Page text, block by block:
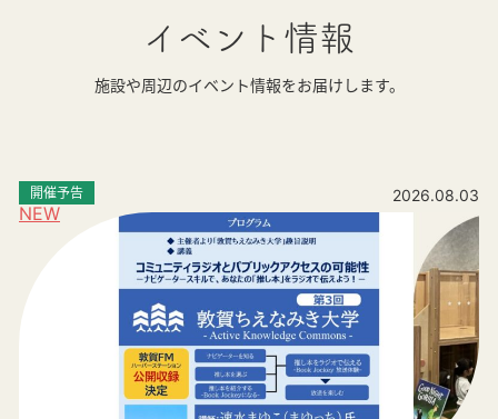
イベント情報
施設や周辺のイベント情報をお届けします。
NEW
開催予告 2026.08.03